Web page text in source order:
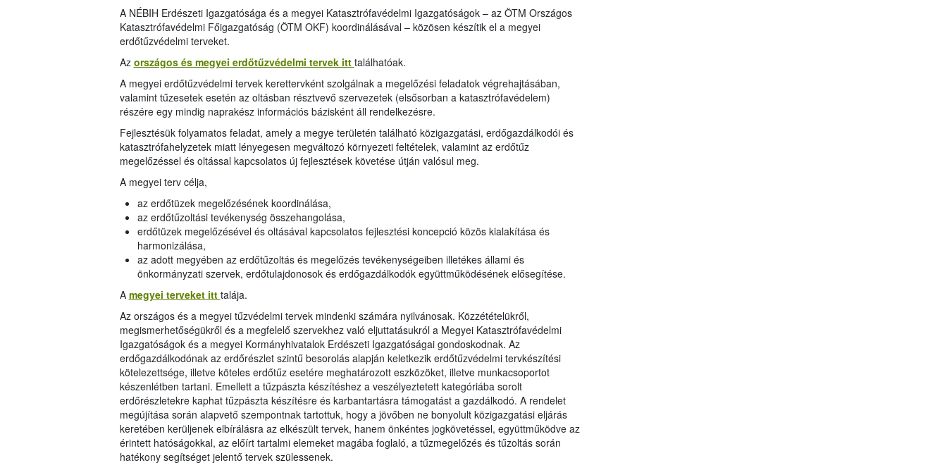
A NÉBIH Erdészeti Igazgatósága és a megyei Katasztrófavédelmi Igazgatóságok – az ÖTM Országos
Katasztrófavédelmi Főigazgatóság (ÖTM OKF) koordinálásával – közösen készítik el a megyei
erdőtűzvédelmi terveket.
Az országos és megyei erdőtűzvédelmi tervek itt találhatóak.
A megyei erdőtűzvédelmi tervek kerettervként szolgálnak a megelőzési feladatok végrehajtásában,
valamint tűzesetek esetén az oltásban résztvevő szervezetek (elsősorban a katasztrófavédelem)
részére egy mindig naprakész információs bázisként áll rendelkezésre.
Fejlesztésük folyamatos feladat, amely a megye területén található közigazgatási, erdőgazdálkodói és
katasztrófahelyzetek miatt lényegesen megváltozó környezeti feltételek, valamint az erdőtűz
megelőzéssel és oltással kapcsolatos új fejlesztések követése útján valósul meg.
A megyei terv célja,
az erdőtüzek megelőzésének koordinálása,
az erdőtűzoltási tevékenység összehangolása,
erdőtüzek megelőzésével és oltásával kapcsolatos fejlesztési koncepció közös kialakítása és
harmonizálása,
az adott megyében az erdőtűzoltás és megelőzés tevékenységeiben illetékes állami és
önkormányzati szervek, erdőtulajdonosok és erdőgazdálkodók együttműködésének elősegítése.
A megyei terveket itt talája.
Az országos és a megyei tűzvédelmi tervek mindenki számára nyilvánosak. Közzétételükről,
megismerhetőségükről és a megfelelő szervekhez való eljuttatásukról a Megyei Katasztrófavédelmi
Igazgatóságok és a megyei Kormányhivatalok Erdészeti Igazgatóságai gondoskodnak. Az
erdőgazdálkodónak az erdőrészlet szintű besorolás alapján keletkezik erdőtűzvédelmi tervkészítési
kötelezettsége, illetve köteles erdőtűz esetére meghatározott eszközöket, illetve munkacsoportot
készenlétben tartani. Emellett a tűzpászta készítéshez a veszélyeztetett kategóriába sorolt
erdőrészletekre kaphat tűzpászta készítésre és karbantartásra támogatást a gazdálkodó. A rendelet
megújítása során alapvető szempontnak tartottuk, hogy a jövőben ne bonyolult közigazgatási eljárás
keretében kerüljenek elbírálásra az elkészült tervek, hanem önkéntes jogkövetéssel, együttműködve az
érintett hatóságokkal, az előírt tartalmi elemeket magába foglaló, a tűzmegelőzés és tűzoltás során
hatékony segítséget jelentő tervek szülessenek.